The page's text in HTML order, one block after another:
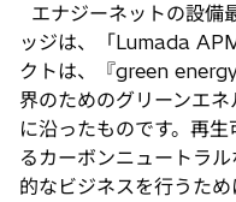
エナジーネットの設備
ッジは、「Lumada
クトは、『green
界のためのグリーンエ
に沿ったものです。再
るカーボンニュートラ
的なビジネスを行うため